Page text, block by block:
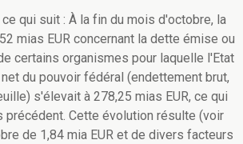
qui suit : À la fin du mois d'octobre, la
mias EUR concernant la dette émise ou
certains organismes pour laquelle l'Etat
du pouvoir fédéral (endettement brut,
s'élevait à 278,25 mias EUR, ce qui
précédent. Cette évolution résulte (voir
de 1,84 mia EUR et de divers facteurs